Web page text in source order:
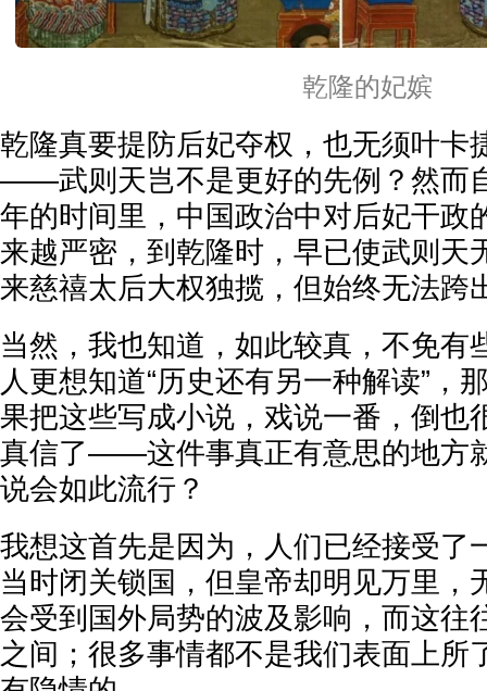
乾隆的妃嫔
乾隆真要提防后妃夺权，也无须叶卡
——武则天岂不是更好的先例？然而
年的时间里，中国政治中对后妃干政
来越严密，到乾隆时，早已使武则天
来慈禧太后大权独揽，但始终无法跨
当然，我也知道，如此较真，不免有
人更想知道“历史还有另一种解读”，
果把这些写成小说，戏说一番，倒也
真信了——这件事真正有意思的地方
说会如此流行？
我想这首先是因为，人们已经接受了
当时闭关锁国，但皇帝却明见万里，
会受到国外局势的波及影响，而这往
之间；很多事情都不是我们表面上所